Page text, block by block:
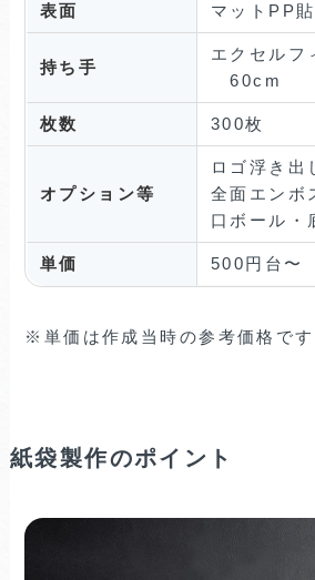
表面 マットPP貼
持ち手
エクセルフ
60cm
枚数 300枚
オプション等
ロゴ浮き出
全面エンボ
口ボール・
単価 500円台〜
※単価は作成当時の参考価格です
紙袋製作のポイント